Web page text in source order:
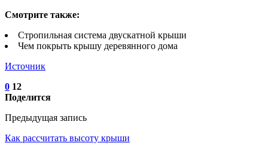
Смотрите также:
Стропильная система двускатной крыши
Чем покрыть крышу деревянного дома
Источник
0 12
Поделится
Предыдущая запись
Как рассчитать высоту крыши